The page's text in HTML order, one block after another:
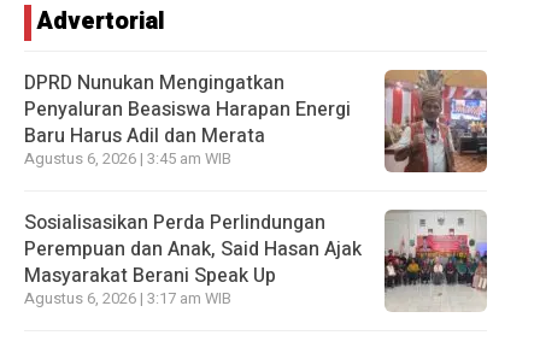
Advertorial
DPRD Nunukan Mengingatkan
Penyaluran Beasiswa Harapan Energi
Baru Harus Adil dan Merata
Agustus 6, 2026 | 3:45 am WIB
Sosialisasikan Perda Perlindungan
Perempuan dan Anak, Said Hasan Ajak
Masyarakat Berani Speak Up
Agustus 6, 2026 | 3:17 am WIB